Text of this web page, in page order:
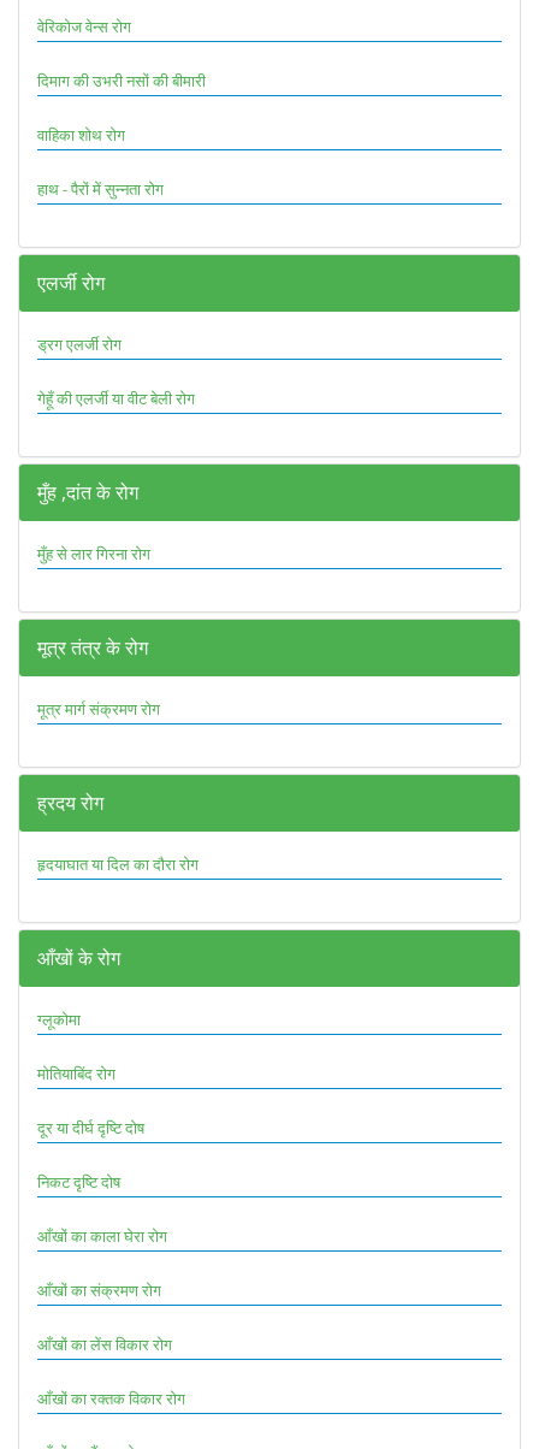
वेरिकोज वेन्स रोग
दिमाग की उभरी नसों की बीमारी
वाहिका शोथ रोग
हाथ - पैरों में सुन्नता रोग
एलर्जी रोग
ड्रग एलर्जी रोग
गेहूँ की एलर्जी या वीट बेली रोग
मुँह ,दांत के रोग
मुँह से लार गिरना रोग
मूत्र तंत्र के रोग
मूत्र मार्ग संक्रमण रोग
ह्रदय रोग
हृदयाघात या दिल का दौरा रोग
आँखों के रोग
ग्लूकोमा
मोतियाबिंद रोग
दूर या दीर्घ दृष्टि दोष
निकट दृष्टि दोष
आँखों का काला घेरा रोग
आँखों का संक्रमण रोग
आँखों का लेंस विकार रोग
आँखों का रक्तक विकार रोग